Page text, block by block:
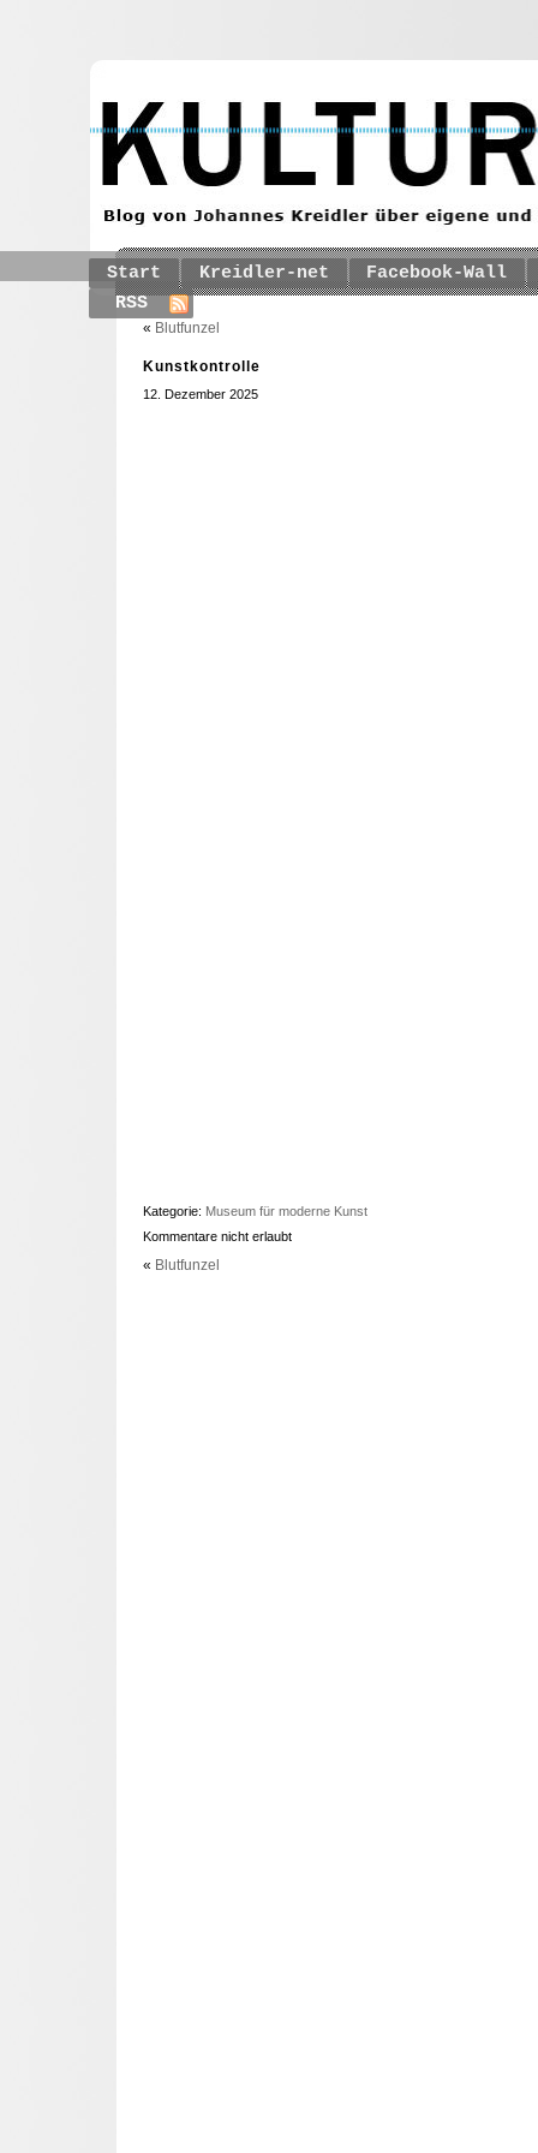
Start Kreidler-net
Facebook-Wall
RSS
« Blutfunzel
Kunstkontrolle
12. Dezember 2025
Kategorie: Museum für moderne Kunst
Kommentare nicht erlaubt
« Blutfunzel